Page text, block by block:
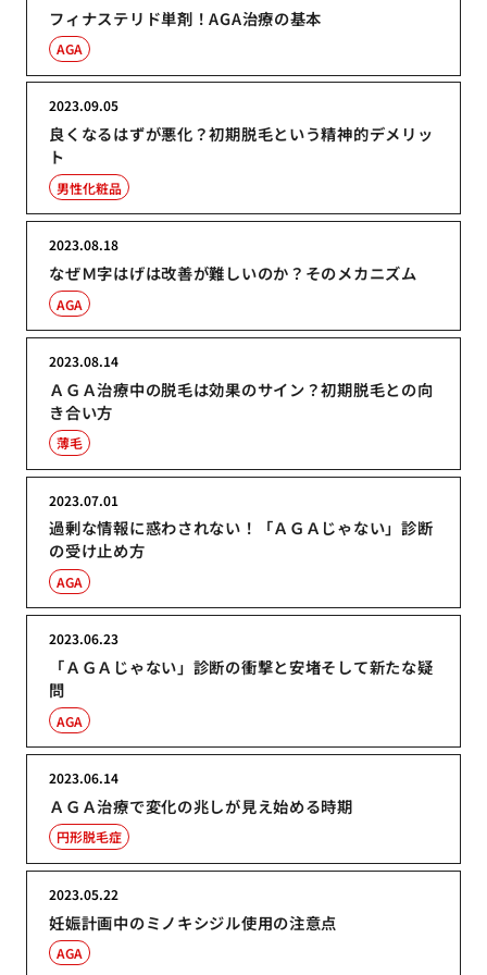
フィナステリド単剤！AGA治療の基本
AGA
良くなるはずが悪化？初期脱毛という精神的デメリッ
ト
2023.09.05
男性化粧品
なぜＭ字はげは改善が難しいのか？そのメカニズム
2023.08.18
AGA
ＡＧＡ治療中の脱毛は効果のサイン？初期脱毛との向
き合い方
2023.08.14
薄毛
過剰な情報に惑わされない！「ＡＧＡじゃない」診断
の受け止め方
2023.07.01
AGA
「ＡＧＡじゃない」診断の衝撃と安堵そして新たな疑
問
2023.06.23
AGA
ＡＧＡ治療で変化の兆しが見え始める時期
2023.06.14
円形脱毛症
妊娠計画中のミノキシジル使用の注意点
2023.05.22
AGA